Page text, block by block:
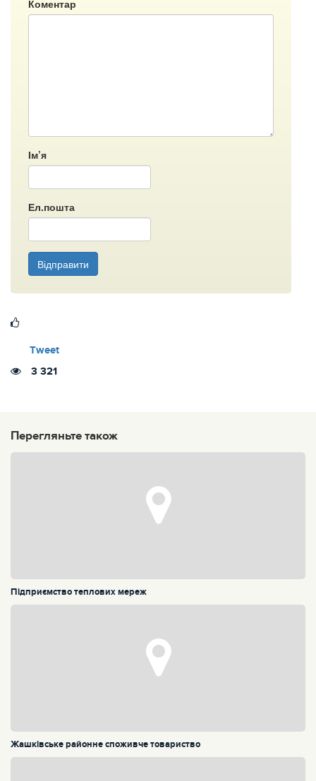
Коментар
Ім’я
Ел.пошта
Відправити
Tweet
3 321
Перегляньте також
Підприємство теплових мереж
Жашківське районне споживче товариство